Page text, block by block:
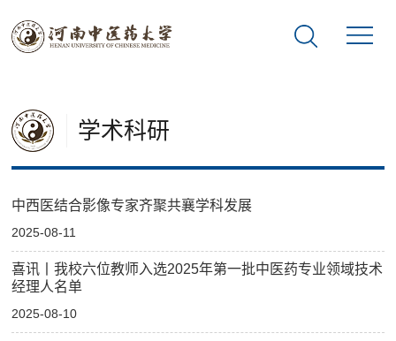
学术科研
中西医结合影像专家齐聚共襄学科发展
2025-08-11
喜讯丨我校六位教师入选2025年第一批中医药专业领域技术
经理人名单
2025-08-10